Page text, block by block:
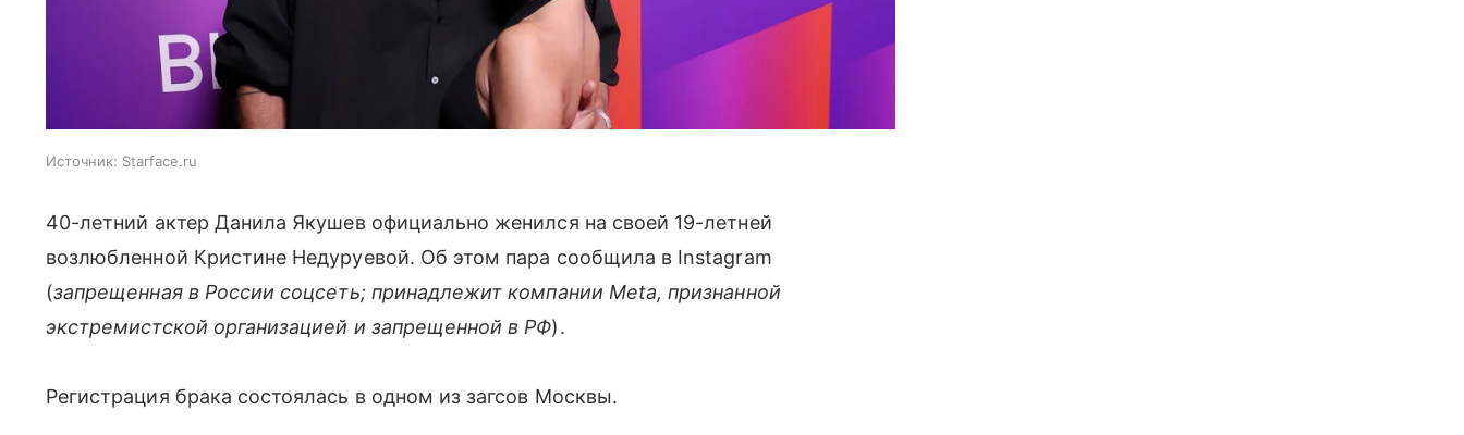
Источник: Starface.ru
40-летний актер Данила Якушев официально женился на своей 19-летней
возлюбленной Кристине Недуруевой. Об этом пара сообщила в Instagram
(запрещенная в России соцсеть; принадлежит компании Meta, признанной
экстремистской организацией и запрещенной в РФ).
Регистрация брака состоялась в одном из загсов Москвы.